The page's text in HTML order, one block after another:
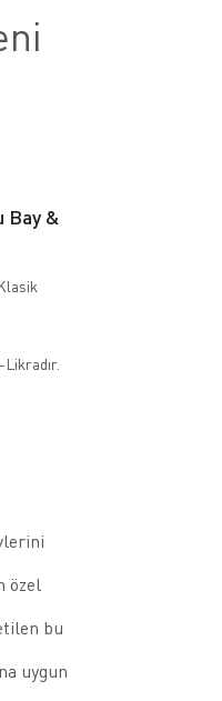
Bay &
özel
bu
uygun